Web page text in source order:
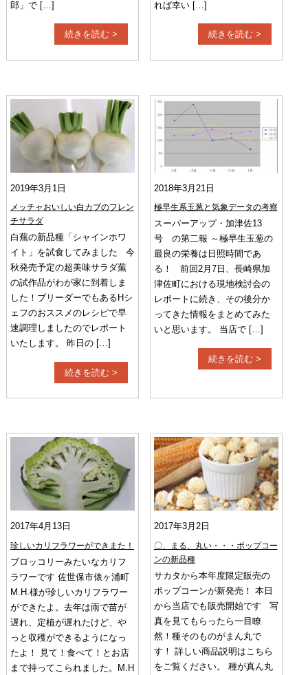
郎」で […]
続きを読む >
れば幸い […]
続きを読む >
2019年3月1日
メッチャおいしい白カブのフレン
チサラダ
白蕪の新品種「シャインホワ
イト」を試食してみました 今
秋発売予定の超美味サラダ蕪
の試作品がわが家に到着しま
した！ブリーダーでもあるHシ
ェフのおススメのレシピで早
速調理しましたのでレポート
いたします。 昨日の […]
続きを読む >
2018年3月21日
極早生系玉葱と気象データの考察
スーパーアップ・加津佐13
号 の第二報 ～極早生玉葱の
最良の栄養は日照時間であ
る！ 前回2月7日、長崎県加
津佐町における現地検討会の
レポートに続き、その後分か
ってきた情報をまとめてみた
いと思います。 当店で […]
続きを読む >
2017年4月13日
珍しいカリフラワーができまた！
ブロッコリーみたいなカリフ
ラワーです 佐世保市俵ヶ浦町
M.H.様が珍しいカリフラワー
ができたよ。去年は雨で苗が
遅れ、定植が遅れたけど、や
っと収穫ができるようになっ
たよ！ 見て！食べて！とお店
まで持ってこられました。M.H
2017年3月2日
〇、まる、丸い・・・ポップコー
ンの新品種
サカタから本年度限定販売の
ポップコーンが新発売！ 本日
から当店でも販売開始です 写
真を見てもらったら一目瞭
然！種そのものがまん丸で
す！ 詳しい商品説明はこちら
をご覧ください。 種が真ん丸